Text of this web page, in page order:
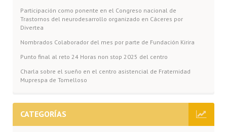
Participación como ponente en el Congreso nacional de
Trastornos del neurodesarrollo organizado en Cáceres por
Divertea
Nombrados Colaborador del mes por parte de Fundación Kirira
Punto final al reto 24 Horas non stop 2025 del centro
Charla sobre el sueño en el centro asistencial de Fraternidad
Muprespa de Tomelloso
CATEGORÍAS